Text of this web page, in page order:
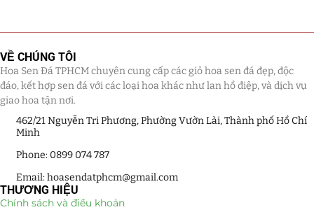
Cây Sen Đá Giá Sỉ (137)
Chậu Sen Đá Mini
Hồ Điệp và Hoa Sen đá
Lũa Hồ Điệp Sen Đá
VỀ CHÚNG TÔI
Hoa Sen Đá TPHCM chuyên cung cấp các giỏ hoa sen đá đẹp, độc
đáo, kết hợp sen đá với các loại hoa khác như lan hồ điệp, và dịch vụ
giao hoa tận nơi.
462/21 Nguyễn Tri Phương, Phường Vườn Lài, Thành phố Hồ Chí
Minh
Phone: 0899 074 787
Email: hoasendatphcm@gmail.com
THƯƠNG HIỆU
Chính sách và điều khoản